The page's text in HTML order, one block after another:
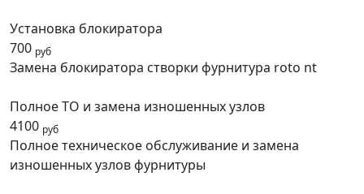
Установка блокиратора
700 руб
Замена блокиратора створки фурнитура roto nt
Полное ТО и замена изношенных узлов
4100 руб
Полное техническое обслуживание и замена
изношенных узлов фурнитуры